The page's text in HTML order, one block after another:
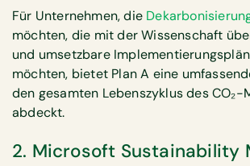
Für Unternehmen, die
möchten, die mit der Wissenschaft
und umsetzbare
möchten, bietet Plan A eine
den gesamten Lebenszyklus des CO₂-
abdeckt.
2. Microsoft Sustainability